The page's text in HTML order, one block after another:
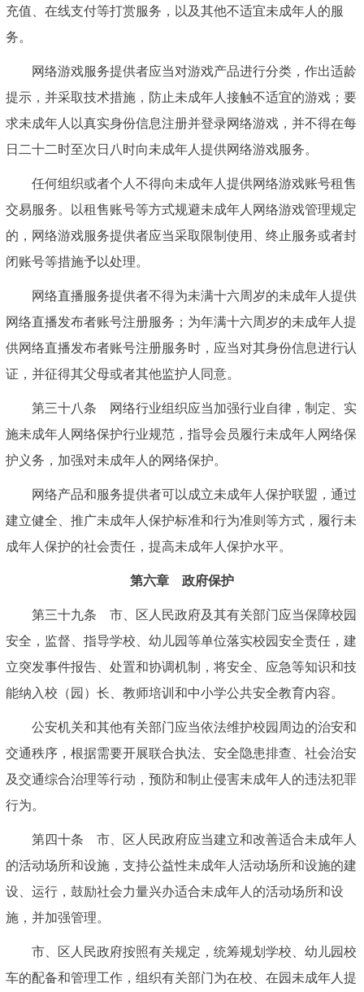
充值、在线支付等打赏服务，以及其他不适宜未成年人的服
务。
网络游戏服务提供者应当对游戏产品进行分类，作出适龄
提示，并采取技术措施，防止未成年人接触不适宜的游戏；要
求未成年人以真实身份信息注册并登录网络游戏，并不得在每
日二十二时至次日八时向未成年人提供网络游戏服务。
任何组织或者个人不得向未成年人提供网络游戏账号租售
交易服务。以租售账号等方式规避未成年人网络游戏管理规定
的，网络游戏服务提供者应当采取限制使用、终止服务或者封
闭账号等措施予以处理。
网络直播服务提供者不得为未满十六周岁的未成年人提供
网络直播发布者账号注册服务；为年满十六周岁的未成年人提
供网络直播发布者账号注册服务时，应当对其身份信息进行认
证，并征得其父母或者其他监护人同意。
第三十八条 网络行业组织应当加强行业自律，制定、实
施未成年人网络保护行业规范，指导会员履行未成年人网络保
护义务，加强对未成年人的网络保护。
网络产品和服务提供者可以成立未成年人保护联盟，通过
建立健全、推广未成年人保护标准和行为准则等方式，履行未
成年人保护的社会责任，提高未成年人保护水平。
第六章 政府保护
第三十九条 市、区人民政府及其有关部门应当保障校园
安全，监督、指导学校、幼儿园等单位落实校园安全责任，建
立突发事件报告、处置和协调机制，将安全、应急等知识和技
能纳入校（园）长、教师培训和中小学公共安全教育内容。
公安机关和其他有关部门应当依法维护校园周边的治安和
交通秩序，根据需要开展联合执法、安全隐患排查、社会治安
及交通综合治理等行动，预防和制止侵害未成年人的违法犯罪
行为。
第四十条 市、区人民政府应当建立和改善适合未成年人
的活动场所和设施，支持公益性未成年人活动场所和设施的建
设、运行，鼓励社会力量兴办适合未成年人的活动场所和设
施，并加强管理。
市、区人民政府按照有关规定，统筹规划学校、幼儿园校
车的配备和管理工作，组织有关部门为在校、在园未成年人提